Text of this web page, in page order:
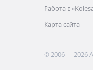
Работа в
Карта сайта
© 2006 — 2026